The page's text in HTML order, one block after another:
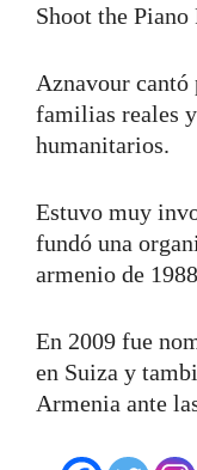
Shoot the Piano
Aznavour cantó
familias reales
humanitarios.
Estuvo muy
fundó una
armenio de
En 2009 fue
en Suiza y
Armenia ante